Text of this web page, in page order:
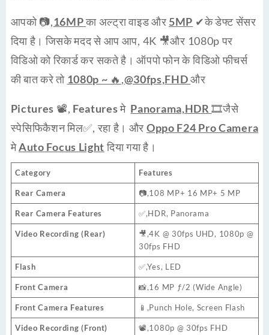
आपको 📷,16MPका अल्ट्रा वाइड और 5MP ✔के डेफ्ट सेंसर
दिया है। जिसके मदद से आप आप, 4K 🎥और 1080p पर
विडिओ को रिकार्ड कर सकते है। ऑपपो फोन के विडिओ फीचर्स
की बात करे तो 1080p ~ 🔥 ,@30fps,FHDऔर
Pictures 📽, Featuresमे Panorama,HDR🎞जैसे
स्पेसिफिकैशन मिल✅, रहा है। और Oppo F24 Pro Camera
मेAuto Focus Lightदिया गया है।
Category Features
Rear Camera 📷,108 MP+ 16 MP+ 5 MP
Rear Camera Features ✅,HDR, Panorama
Video Recording (Rear)
🎥,4K @ 30fps UHD, 1080p @
30fps FHD
Flash ✅,Yes, LED
Front Camera 📸,16 MP ƒ/2 (Wide Angle)
Front Camera Features 📱,Punch Hole, Screen Flash
Video Recording (Front) 📽,1080p @ 30fps FHD